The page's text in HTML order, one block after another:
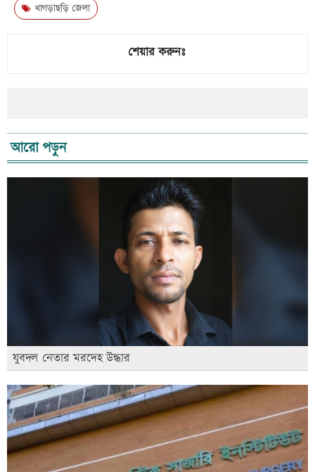
খাগড়াছড়ি জেলা
শেয়ার করুনঃ
আরো পড়ুন
যুবদল নেতার মরদেহ উদ্ধার